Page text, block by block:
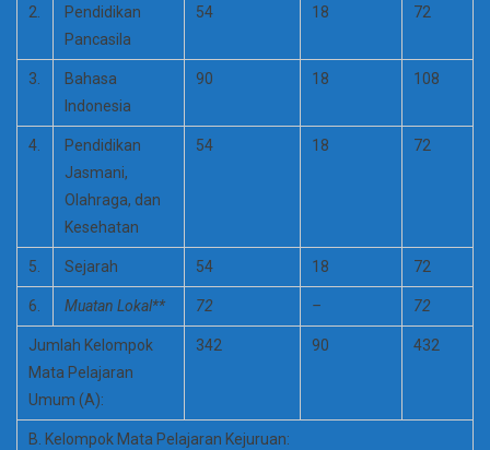
2.
Pendidikan
Pancasila
54 18 72
3.
Bahasa
Indonesia
90 18 108
4.
Pendidikan
Jasmani,
Olahraga, dan
Kesehatan
54 18 72
5. Sejarah 54 18 72
6. Muatan Lokal** 72 – 72
Jumlah Kelompok
Mata Pelajaran
Umum (A):
342 90 432
B. Kelompok Mata Pelajaran Kejuruan: